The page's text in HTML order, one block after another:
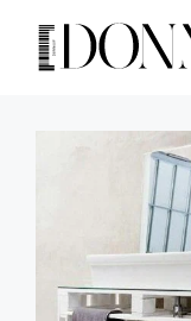
contenuto